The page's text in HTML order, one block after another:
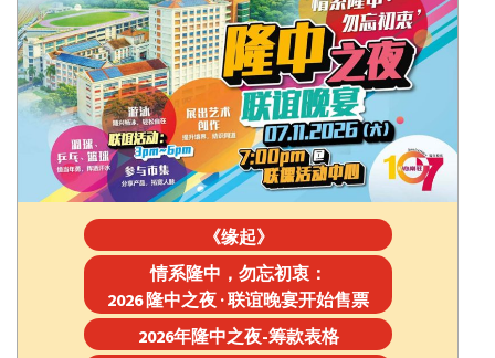
《缘起》
情系隆中，勿忘初衷：
2026 隆中之夜 · 联谊晚宴开始售票
2026年隆中之夜-筹款表格